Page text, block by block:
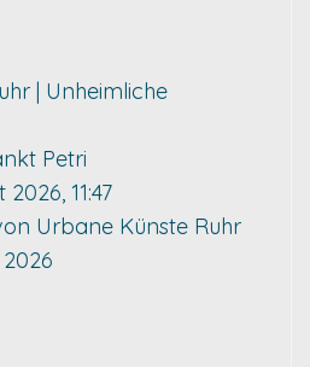
| Unheimliche
Petri
11:47
Urbane Künste Ruhr